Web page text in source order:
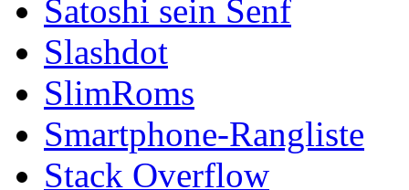
Satoshi sein Senf
Slashdot
SlimRoms
Smartphone-Rangliste
Stack Overflow